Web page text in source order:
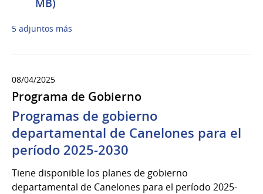
MB)
5 adjuntos más
08/04/2025
Programa de Gobierno
Programas de gobierno
departamental de Canelones para el
período 2025-2030
Tiene disponible los planes de gobierno
departamental de Canelones para el período 2025-